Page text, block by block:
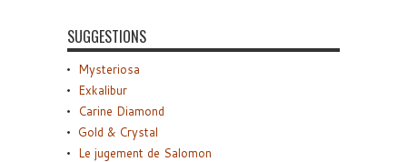
SUGGESTIONS
Mysteriosa
Exkalibur
Carine Diamond
Gold & Crystal
Le jugement de Salomon